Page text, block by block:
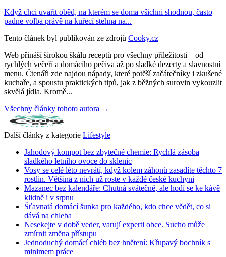
Když chci uvařit oběd, na kterém se doma všichni shodnou, často
padne volba právě na kuřecí stehna na...
Tento článek byl publikován ze zdrojů Cooky.cz
Web přináší širokou škálu receptů pro všechny příležitosti – od
rychlých večeří a domácího pečiva až po sladké dezerty a slavnostní
menu. Čtenáři zde najdou nápady, které potěší začátečníky i zkušené
kuchaře, a spoustu praktických tipů, jak z běžných surovin vykouzlit
skvělá jídla. Kromě...
Všechny články tohoto autora →
Další články z kategorie Lifestyle
Jahodový kompot bez zbytečné chemie: Rychlá zásoba
sladkého letního ovoce do sklenic
Vosy se celé léto nevrátí, když kolem záhonů zasadíte těchto 7
rostlin. Většina z nich už roste v každé české kuchyni
Mazanec bez kalendáře: Chutná svátečně, ale hodí se ke kávě
klidně i v srpnu
Šťavnatá domácí šunka pro každého, kdo chce vědět, co si
dává na chleba
Nesekejte v době veder, varují experti obce. Sucho může
zmírnit změna přístupu
Jednoduchý domácí chléb bez hnětení: Křupavý bochník s
minimem práce